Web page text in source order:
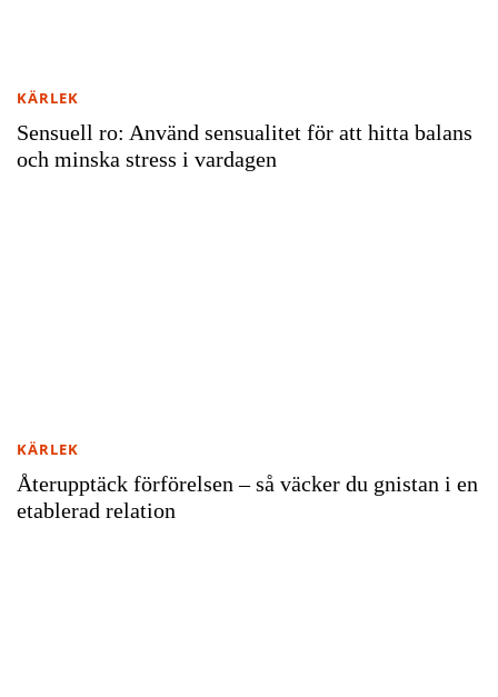
Sensuell ro: Använd sensualitet för att hitta balans
och minska stress i vardagen
KÄRLEK
Återupptäck förförelsen – så väcker du gnistan i en
etablerad relation
KÄRLEK